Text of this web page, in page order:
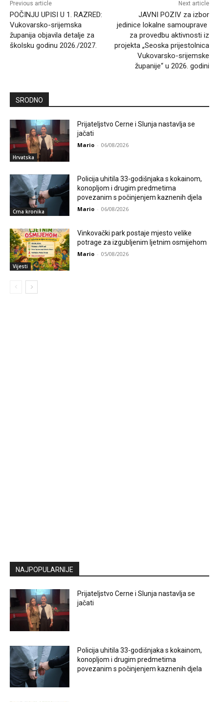
Previous article
POČINJU UPISI U 1. RAZRED:
Vukovarsko-srijemska
županija objavila detalje za
školsku godinu 2026./2027.
Next article
JAVNI POZIV za izbor
jedinice lokalne samouprave
za provedbu aktivnosti iz
projekta „Seoska prijestolnica
Vukovarsko-srijemske
županije“ u 2026. godini
SRODNO
Hrvatska
Prijateljstvo Cerne i Slunja nastavlja se
jačati
Mario - 06/08/2026
Crna kronika
Policija uhitila 33-godišnjaka s kokainom,
konopljom i drugim predmetima
povezanim s počinjenjem kaznenih djela
Mario - 06/08/2026
Vijesti
Vinkovački park postaje mjesto velike
potrage za izgubljenim ljetnim osmijehom
Mario - 05/08/2026
NAJPOPULARNIJE
Prijateljstvo Cerne i Slunja nastavlja se
jačati
Policija uhitila 33-godišnjaka s kokainom,
konopljom i drugim predmetima
povezanim s počinjenjem kaznenih djela